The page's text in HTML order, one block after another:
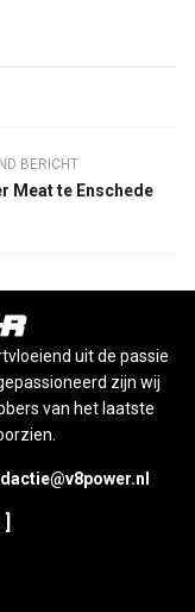
BERICHT
Meat te Enschede
uit de passie
zijn wij
van het laatste